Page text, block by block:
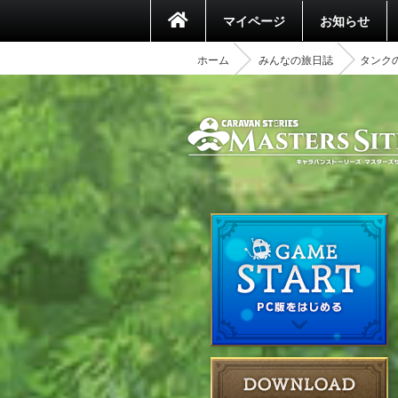
マイページ お知らせ
ホーム みんなの旅日誌 タンク